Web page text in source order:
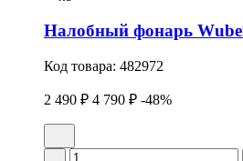
Налобный фонарь
Код товара: 482972
2 490 ₽ 4 790 ₽ -48%